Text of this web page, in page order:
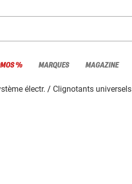
% MARQUES MAGAZINE
électr. Clignotants universels